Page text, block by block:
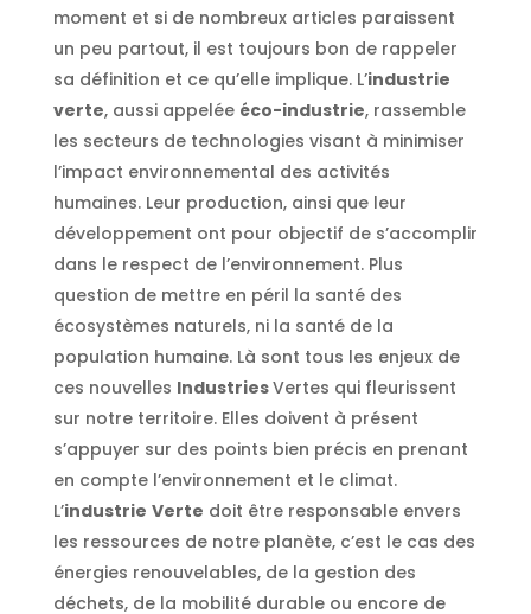
moment et si de nombreux articles paraissent
un peu partout, il est toujours bon de rappeler
sa définition et ce qu’elle implique. L’industrie
verte, aussi appelée éco-industrie, rassemble
les secteurs de technologies visant à minimiser
l’impact environnemental des activités
humaines. Leur production, ainsi que leur
développement ont pour objectif de s’accomplir
dans le respect de l’environnement. Plus
question de mettre en péril la santé des
écosystèmes naturels, ni la santé de la
population humaine. Là sont tous les enjeux de
ces nouvelles IndustriesVertes qui fleurissent
sur notre territoire. Elles doivent à présent
s’appuyer sur des points bien précis en prenant
en compte l’environnement et le climat.
L’industrie Verte doit être responsable envers
les ressources de notre planète, c’est le cas des
énergies renouvelables, de la gestion des
déchets, de la mobilité durable ou encore de